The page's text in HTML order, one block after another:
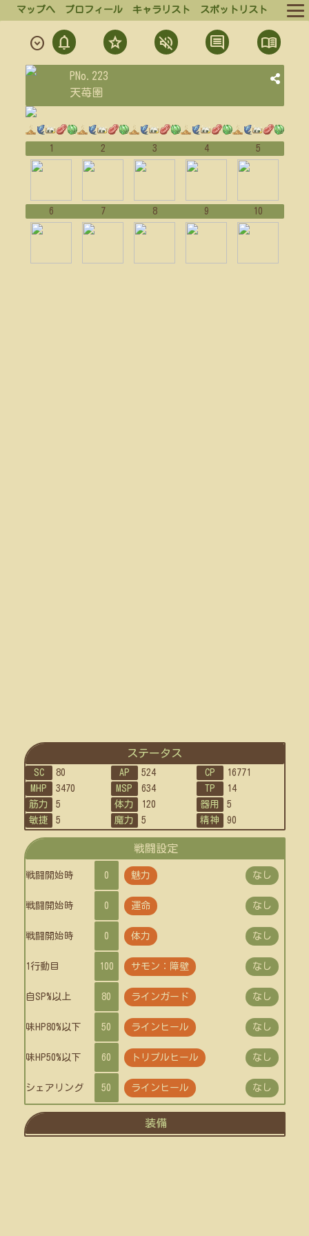
マップへ プロフィール キャラリスト スポットリスト
ルール
ログアウト
expand_circle_down notifications
通
知
star
フ
ォ
volume_off
ミ
comment
発
menu_book
結
果
PNo.223
天苺圉
1 2 3 4 5
6 7 8 9 10
ステータス
SC 80 AP 524 CP
16771
MHP
3470 MSP 634 TP
14
筋力
5 体力 120 器用
5
敏捷
5 魔力 5 精神 90
戦闘設定
戦闘開始時 0 魅力 なし
戦闘開始時 0 運命 なし
戦闘開始時 0 体力 なし
1行動目 100 サモン：障壁 なし
自SP%以上 80 ラインガード なし
味HP80%以下 50 ラインヒール なし
味HP50%以下 60 トリプルヒール なし
シェアリング 50 ラインヒール なし
装備